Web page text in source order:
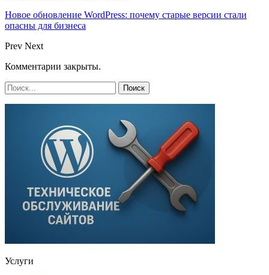
Новое обновление WordPress: почему старые версии стали
опасны для бизнеса
Prev Next
Комментарии закрыты.
Услуги